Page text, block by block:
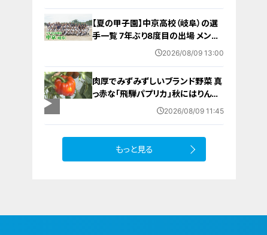
【夏の甲子園】中京高校（岐阜）の選
手一覧 7年ぶり8度目の出場 メンバ
ー・出身中学・特徴は？高校野球
2026/08/09 13:00
肉厚でみずみずしいブランド野菜 真
っ赤な「飛騨パプリカ」秋にはりんご
のように甘い 岐阜・高山市の東農
2026/08/09 11:45
もっと見る